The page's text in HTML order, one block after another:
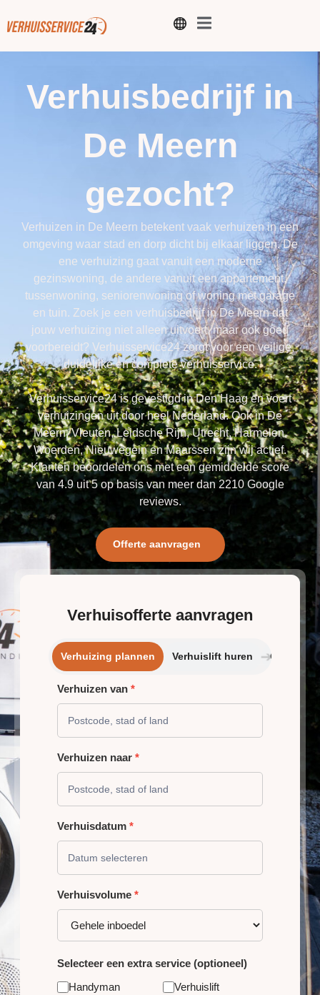
Verhuisbedrijf in
De Meern
gezocht?
Verhuizen in De Meern betekent vaak verhuizen in een
omgeving waar stad en dorp dicht bij elkaar liggen. De
ene verhuizing gaat vanuit een moderne
gezinswoning, de andere vanuit een appartement,
tussenwoning, seniorenwoning of woning met garage
en tuin. Zoek je een verhuisbedrijf in De Meern dat
jouw verhuizing niet alleen uitvoert, maar ook goed
voorbereidt? Verhuisservice24 zorgt voor een veilige,
duidelijke en complete verhuisservice.
Verhuisservice24 is gevestigd in Den Haag en voert
verhuizingen uit door heel Nederland. Ook in De
Meern, Vleuten, Leidsche Rijn, Utrecht, Harmelen,
Woerden, Nieuwegein en Maarssen zijn wij actief.
Klanten beoordelen ons met een gemiddelde score
van 4.9 uit 5 op basis van meer dan 2210 Google
reviews.
Offerte aanvragen
Verhuisofferte aanvragen
Verhuizing plannen Verhuislift huren
VERHUIZING
PLANNEN
Verhuizen van *
Verhuizen naar *
Verhuisdatum *
Verhuisvolume *
Selecteer een extra service (optioneel)
Handyman
Verhuislift
➔